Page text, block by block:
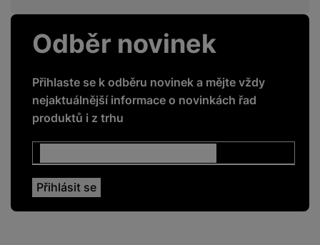
Odběr novinek
Přihlaste se k odběru novinek a mějte vždy
nejaktuálnější informace o novinkách řad
produktů i z trhu